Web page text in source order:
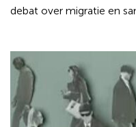
debat over migratie en